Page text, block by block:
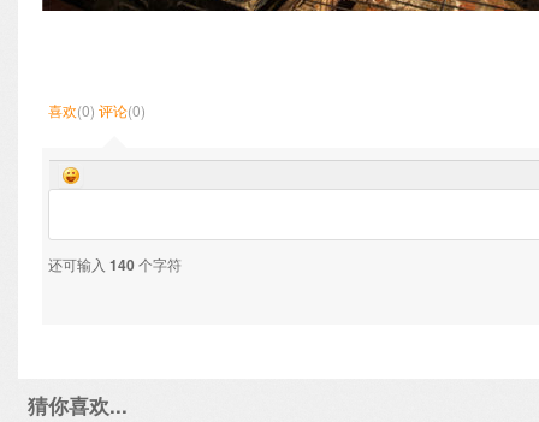
喜欢(0) 评论(0)
还可输入 140个字符
猜你喜欢...